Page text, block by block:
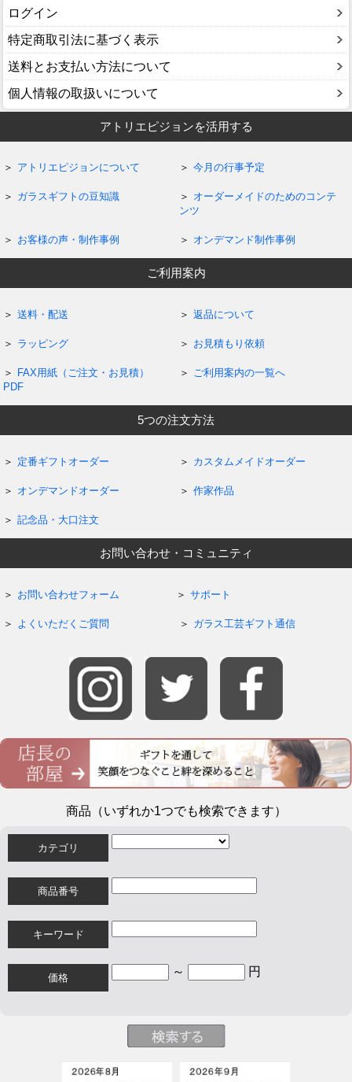
ログイン
特定商取引法に基づく表示
送料とお支払い方法について
個人情報の取扱いについて
アトリエピジョンを活用する
アトリエピジョンについて 今月の行事予定
ガラスギフトの豆知識
オーダーメイドのためのコンテ
ンツ
お客様の声・制作事例 オンデマンド制作事例
ご利用案内
送料・配送 返品について
ラッピング お見積もり依頼
FAX用紙（ご注文・お見積）
PDF
ご利用案内の一覧へ
5つの注文方法
定番ギフトオーダー カスタムメイドオーダー
オンデマンドオーダー 作家作品
記念品・大口注文
お問い合わせ・コミュニティ
お問い合わせフォーム サポート
よくいただくご質問 ガラス工芸ギフト通信
商品（いずれか1つでも検索できます）
カテゴリ
商品番号
キーワード
価格 ～ 円